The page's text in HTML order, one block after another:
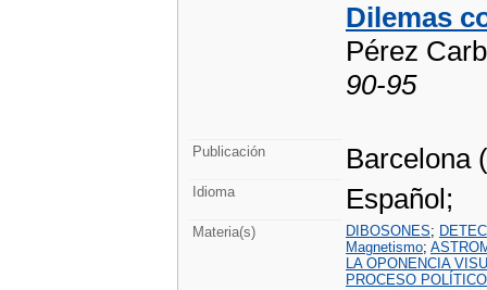
Dilemas
Pérez
90-95
Publicación Barcelona
Idioma Español;
Materia(s) DIBOSONES;
Magnetismo;
LA OPONENCIA
PROCESO